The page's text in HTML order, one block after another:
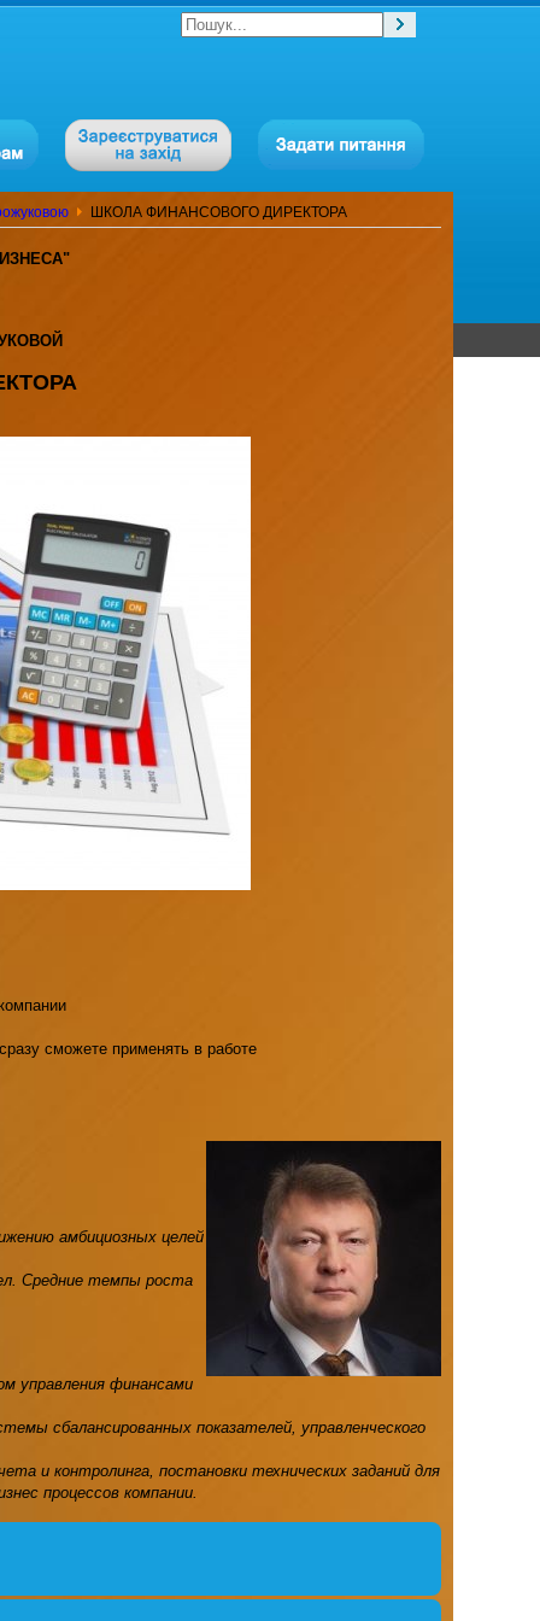
ШКОЛА ФИНАНСОВОГО ДИРЕКТОРА
сможете применять в работе
амбициозных целей
Средние темпы роста
управления финансами
сбалансированных показателей, управленческого
и контролинга, постановки технических заданий для
процессов компании.